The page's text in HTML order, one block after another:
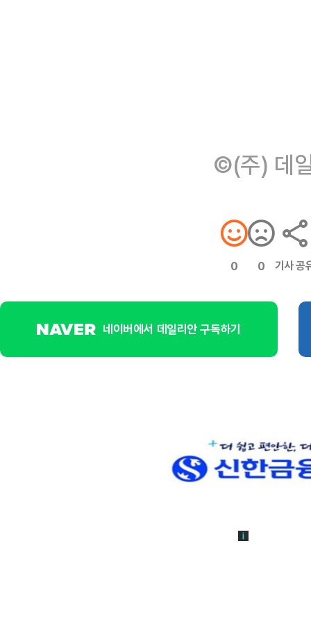
©(주) 데
0 0 기사 공
네이버에서 데일리안 구독하기